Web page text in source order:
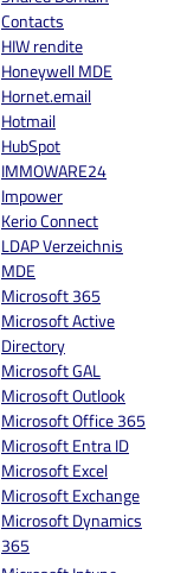
Contacts
HIW rendite
Honeywell MDE
Hornet.email
Hotmail
HubSpot
IMMOWARE24
Impower
Kerio Connect
LDAP Verzeichnis
MDE
Microsoft 365
Microsoft Active
Directory
Microsoft GAL
Microsoft Outlook
Microsoft Office 365
Microsoft Entra ID
Microsoft Excel
Microsoft Exchange
Microsoft Dynamics
365